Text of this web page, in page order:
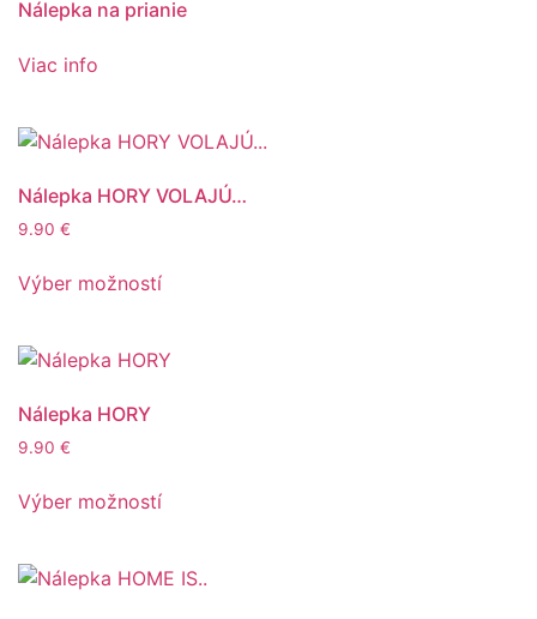
Nálepka na prianie
Viac info
Nálepka HORY VOLAJÚ…
9.90 €
Výber možností
Nálepka HORY
9.90 €
Výber možností